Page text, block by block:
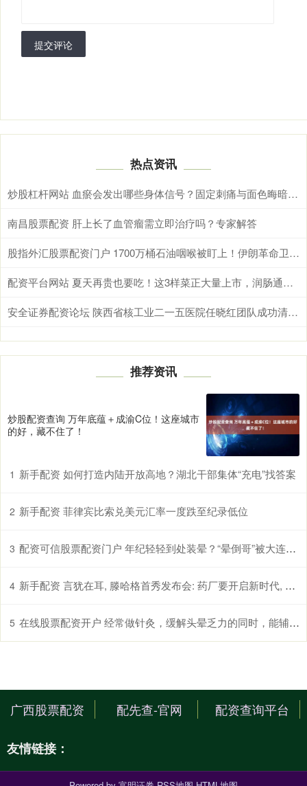
提交评论
热点资讯
炒股杠杆网站 血瘀会发出哪些身体信号？固定刺痛与面色晦暗需综合辨别
南昌股票配资 肝上长了血管瘤需立即治疗吗？专家解答
股指外汇股票配资门户 1700万桶石油咽喉被盯上！伊朗革命卫队总司令亲临霍尔木兹，释放最强威慑信号
配资平台网站 夏天再贵也要吃！这3样菜正大量上市，润肠通便，全家都受益！
安全证券配资论坛 陕西省核工业二一五医院任晓红团队成功清除罕见静脉内平滑肌瘤病
推荐资讯
炒股配资查询 万年底蕴＋成渝C位！这座城市
的好，藏不住了！
1 新手配资 如何打造内陆开放高地？湖北干部集体“充电”找答案
2 新手配资 菲律宾比索兑美元汇率一度跌至纪录低位
3 配资可信股票配资门户 年纪轻轻到处装晕？“晕倒哥”被大连警方行政拘留
4 新手配资 言犹在耳, 滕哈格首秀发布会: 药厂要开启新时代, 新纪元了
5 在线股票配资开户 经常做针灸，缓解头晕乏力的同时，能辅助控制高血压吗？真相来了
广西股票配资 配先查-官网 配资查询平台
友情链接：